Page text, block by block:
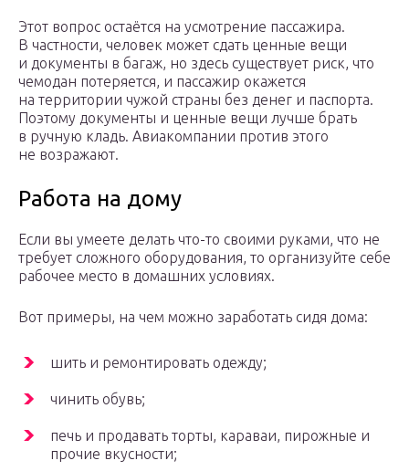
Этот вопрос остаётся на усмотрение пассажира.
В частности, человек может сдать ценные вещи
и документы в багаж, но здесь существует риск, что
чемодан потеряется, и пассажир окажется
на территории чужой страны без денег и паспорта.
Поэтому документы и ценные вещи лучше брать
в ручную кладь. Авиакомпании против этого
не возражают.
Работа на дому
Если вы умеете делать что-то своими руками, что не
требует сложного оборудования, то организуйте себе
рабочее место в домашних условиях.
Вот примеры, на чем можно заработать сидя дома:
шить и ремонтировать одежду;
чинить обувь;
печь и продавать торты, караваи, пирожные и
прочие вкусности;